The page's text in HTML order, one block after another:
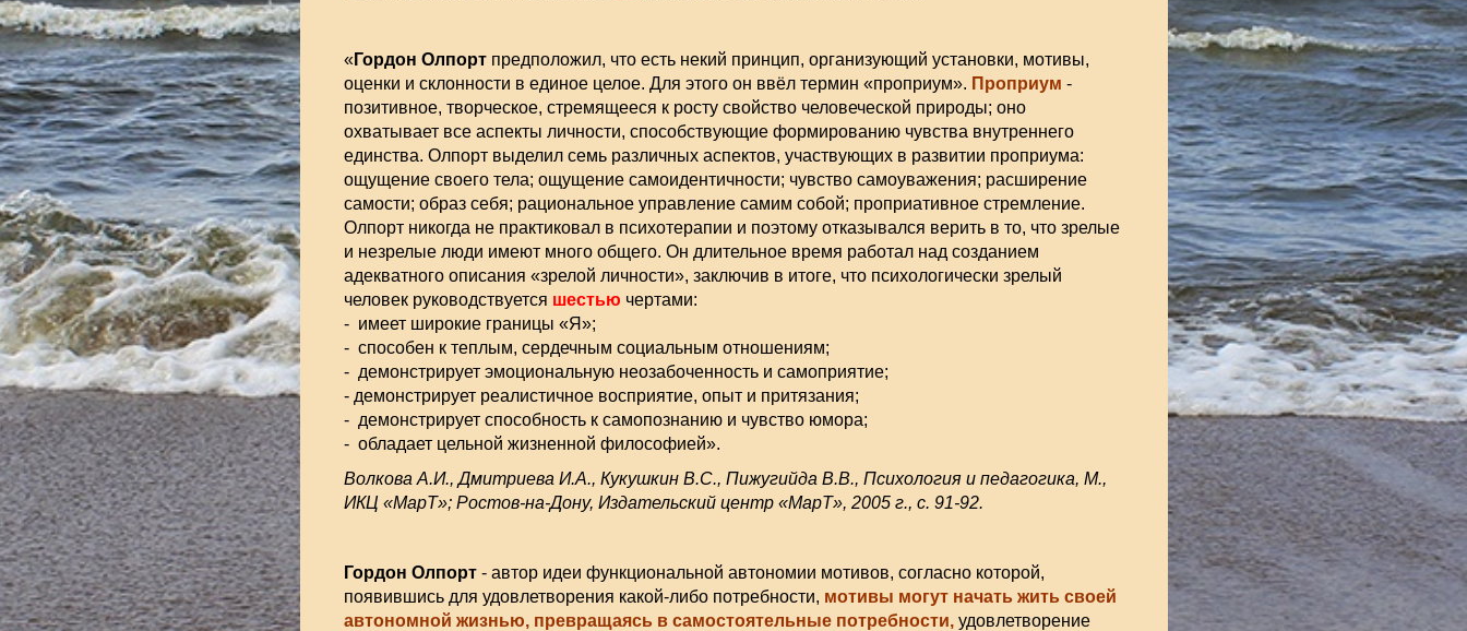
«Гордон Олпортпредположил, что есть некий принцип, организующий установки, мотивы,
оценки и склонности в единое целое. Для этого он ввёл термин «проприум». Проприум -
позитивное, творческое, стремящееся к росту свойство человеческой природы; оно
охватывает все аспекты личности, способствующие формированию чувства внутреннего
единства. Олпорт выделил семь различных аспектов, участвующих в развитии проприума:
ощущение своего тела; ощущение самоидентичности; чувство самоуважения; расширение
самости; образ себя; рациональное управление самим собой; проприативное стремление.
Олпорт никогда не практиковал в психотерапии и поэтому отказывался верить в то, что зрелые
и незрелые люди имеют много общего. Он длительное время работал над созданием
адекватного описания «зрелой личности», заключив в итоге, что психологически зрелый
человек руководствуется шестью чертами:
- имеет широкие границы «Я»;
- способен к теплым, сердечным социальным отношениям;
- демонстрирует эмоциональную неозабоченность и самоприятие;
- демонстрирует реалистичное восприятие, опыт и притязания;
- демонстрирует способность к самопознанию и чувство юмора;
- обладает цельной жизненной философией».
Волкова А.И., Дмитриева И.А., Кукушкин В.С., Пижугийда В.В., Психология и педагогика, М.,
ИКЦ «МарТ»; Ростов-на-Дону, Издательский центр «МарТ», 2005 г., с. 91-92.
Гордон Олпорт- автор идеи функциональной автономии мотивов, согласно которой,
появившись для удовлетворения какой-либо потребности, мотивы могут начать жить своей
автономной жизнью, превращаясь в самостоятельные потребности,удовлетворение